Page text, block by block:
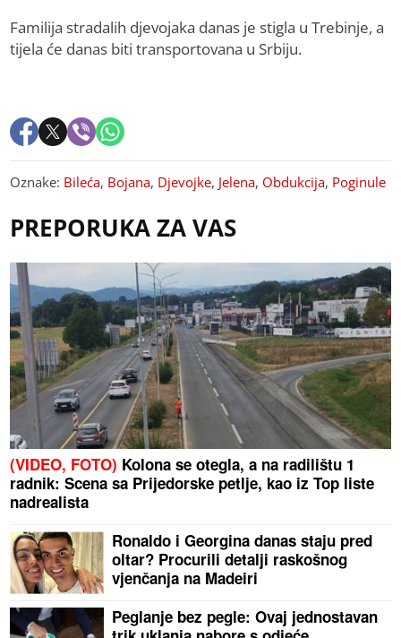
Familija stradalih djevojaka danas je stigla u Trebinje, a
tijela će danas biti transportovana u Srbiju.
Oznake: Bileća, Bojana, Djevojke, Jelena, Obdukcija, Poginule
PREPORUKA ZA VAS
(VIDEO, FOTO) Kolona se otegla, a na radilištu 1
radnik: Scena sa Prijedorske petlje, kao iz Top liste
nadrealista
Ronaldo i Georgina danas staju pred
oltar? Procurili detalji raskošnog
vjenčanja na Madeiri
Peglanje bez pegle: Ovaj jednostavan